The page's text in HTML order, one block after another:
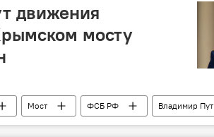
движения
мосту
Мост ФСБ РФ
Владимир
Александр Бастрыкин